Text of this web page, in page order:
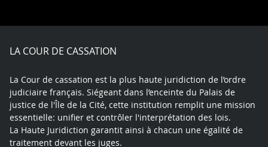
X
FacebookYoutubeLinkedInInstagram
LA COUR DE CASSATION
La Cour de cassation est la plus haute juridiction de l’ordre
judiciaire français. Siégeant dans l’enceinte du Palais de
justice de l'Île de la Cité, cette institution remplit une mission
essentielle: unifier et contrôler l'interprétation des lois.
La Haute Juridiction garantit ainsi à chacun une égalité de
traitement devant les juges.